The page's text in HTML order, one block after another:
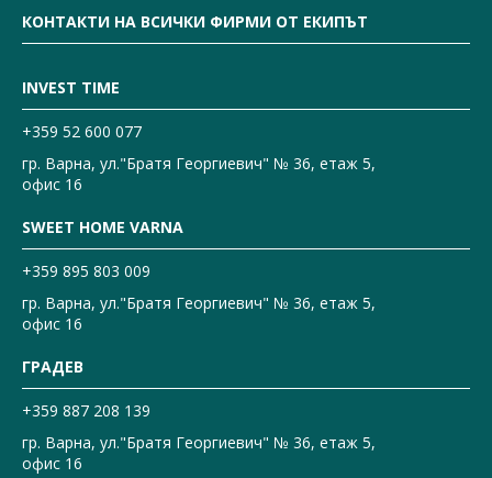
КОНТАКТИ НА ВСИЧКИ ФИРМИ ОТ ЕКИПЪТ
INVEST TIME
+359 52 600 077
гр. Варна, ул."Братя Георгиевич" № 36, етаж 5,
офис 16
SWEET HOME VARNA
+359 895 803 009
гр. Варна, ул."Братя Георгиевич" № 36, етаж 5,
офис 16
ГРАДЕВ
+359 887 208 139
гр. Варна, ул."Братя Георгиевич" № 36, етаж 5,
офис 16